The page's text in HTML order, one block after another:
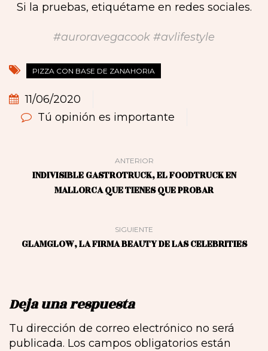
Si la pruebas, etiquétame en redes sociales.
#auroravegacook #avlifestyle
PIZZA CON BASE DE ZANAHORIA
11/06/2020
Tú opinión es importante
ANTERIOR
INDIVISIBLE GASTROTRUCK, EL FOODTRUCK EN
MALLORCA QUE TIENES QUE PROBAR
SIGUIENTE
GLAMGLOW, LA FIRMA BEAUTY DE LAS CELEBRITIES
Deja una respuesta
Tu dirección de correo electrónico no será
publicada. Los campos obligatorios están